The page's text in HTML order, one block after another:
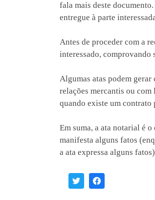
fala mais deste
entregue à parte
Antes de proceder com a
interessado, comprovando
Algumas atas podem gerar
relações mercantis ou
quando existe um contrato
Em suma, a ata notarial é
manifesta alguns fatos
a ata expressa alguns